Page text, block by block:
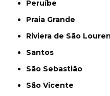
Peruíbe
Praia Grande
Riviera de São
Santos
São Sebastião
São Vicente